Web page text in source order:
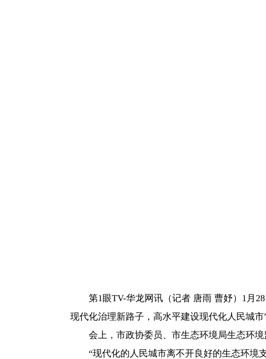
第1眼TV-华龙网讯（记者 唐雨 曹妤）1月
现代化治理新路子，高水平建设现代化人民城市”
会上，市政协委员、市生态环境局生态环
“现代化的人民城市离不开良好的生态环境